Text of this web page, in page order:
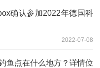
确认参加2022年德国科
2022-07-08
鱼点在什么地方？详情位